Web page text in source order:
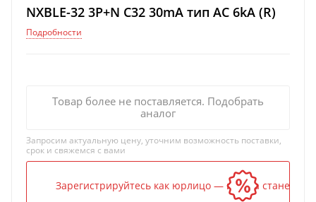
NXBLE-32 3P+N C32 30mA тип AC 6kA (R)
Подробности
Товар более не поставляется. Подобрать
аналог
Запросим актуальную цену, уточним возможность поставки,
срок и свяжемся с вами
Зарегистрируйтесь как юрлицо — и цена станет